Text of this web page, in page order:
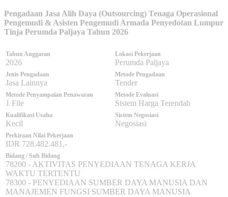
Pengadaan Jasa Alih Daya (Outsourcing) Tenaga Operasional
Pengemudi & Asisten Pengemudi Armada Penyedotan Lumpur
Tinja Perumda Paljaya Tahun 2026
Tahun Anggaran
2026
Lokasi Pekerjaan
Perumda Paljaya
Jenis Pengadaan
Jasa Lainnya
Metode Pengadaan
Tender
Metode Penyampaian Penawaran
1 File
Metode Evaluasi
Sistem Harga Terendah
Kualifikasi Usaha
Kecil
Sistem Negosiasi
Negosiasi
Perkiraan Nilai Pekerjaan
IDR 728.482.481,-
Bidang / Sub Bidang
78200 - AKTIVITAS PENYEDIAAN TENAGA KERJA
WAKTU TERTENTU
78300 - PENYEDIAAN SUMBER DAYA MANUSIA DAN
MANAJEMEN FUNGSI SUMBER DAYA MANUSIA